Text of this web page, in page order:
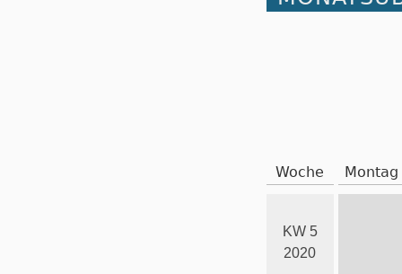
Woche Montag
KW 5
2020